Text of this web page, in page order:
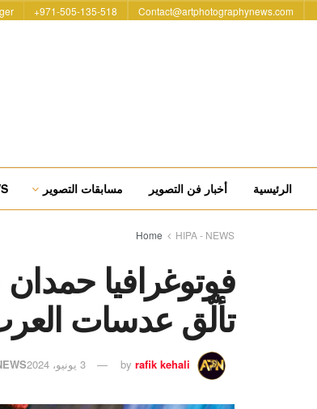
Contact@artphotographynews.com
971-505-135-518+
الرئيسية أخبار فن التصوير مسابقات التصوير
Home HIPA - NEWS
فوتوغرافيا
تألّق عدسات العرب
by rafik kehali 3 يونيو، 2024